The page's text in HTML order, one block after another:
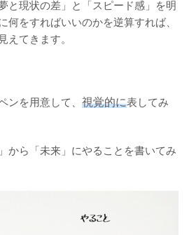
と現状の差」と「スピード感」を明
何をすればいいのかを逆算すれば、
えてきます。
ンを用意して、 視覚的に表してみ
から「未来」にやることを書いてみ